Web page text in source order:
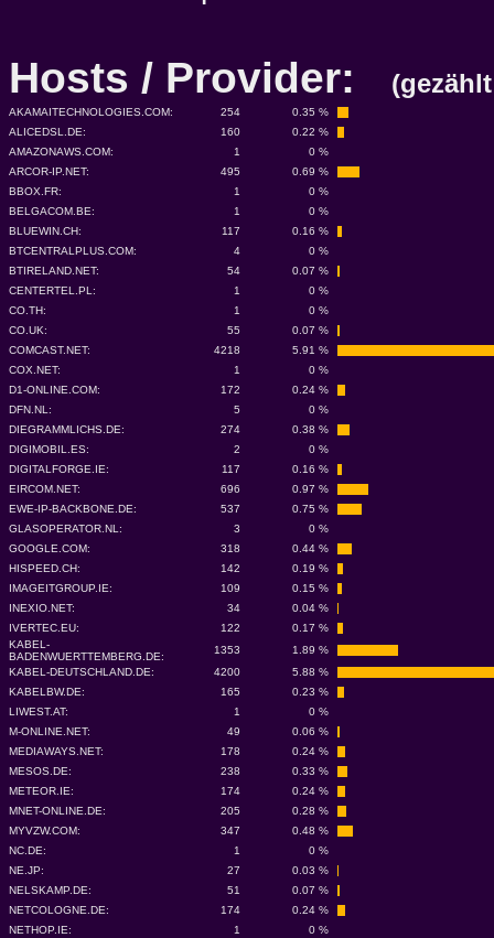
Hosts / Provider:
AKAMAITECHNOLOGIES.COM: 254
0.35 %
ALICEDSL.DE:
160
0.22 %
AMAZONAWS.COM:
1
0 %
ARCOR-IP.NET:
495
0.69 %
BBOX.FR:
1
0 %
BELGACOM.BE:
1
0 %
BLUEWIN.CH:
117
0.16 %
BTCENTRALPLUS.COM:
4
0 %
BTIRELAND.NET:
54
0.07 %
CENTERTEL.PL:
1
0 %
CO.TH:
1
0 %
CO.UK:
55
0.07 %
COMCAST.NET:
4218
5.91 %
COX.NET:
1
0 %
D1-ONLINE.COM:
172
0.24 %
DFN.NL:
5
0 %
DIEGRAMMLICHS.DE:
274
0.38 %
DIGIMOBIL.ES:
2
0 %
DIGITALFORGE.IE:
117
0.16 %
EIRCOM.NET:
696
0.97 %
EWE-IP-BACKBONE.DE:
537
0.75 %
GLASOPERATOR.NL:
3
0 %
GOOGLE.COM:
318
0.44 %
HISPEED.CH:
142
0.19 %
IMAGEITGROUP.IE:
109
0.15 %
INEXIO.NET:
34
0.04 %
IVERTEC.EU:
122
0.17 %
KABEL-
BADENWUERTTEMBERG.DE:
1353
1.89 %
KABEL-DEUTSCHLAND.DE:
4200
5.88 %
KABELBW.DE:
165
0.23 %
LIWEST.AT:
1
0 %
M-ONLINE.NET:
49
0.06 %
MEDIAWAYS.NET:
178
0.24 %
MESOS.DE:
238
0.33 %
METEOR.IE:
174
0.24 %
MNET-ONLINE.DE:
205
0.28 %
MYVZW.COM:
347
0.48 %
NC.DE:
1
0 %
NE.JP:
27
0.03 %
NELSKAMP.DE:
51
0.07 %
NETCOLOGNE.DE:
174
0.24 %
NETHOP.IE:
1 0 %